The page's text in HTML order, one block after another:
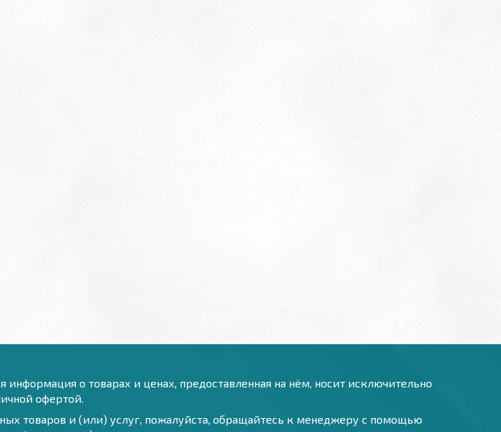
о товарах и ценах, предоставленная на нём, носит исключительно
офертой.
товаров и (или) услуг, пожалуйста, обращайтесь к менеджеру с помощью